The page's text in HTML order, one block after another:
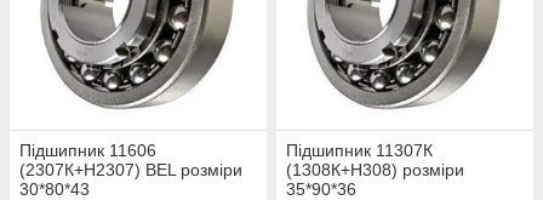
Підшипник 11606
(2307К+Н2307) BEL розміри
30*80*43
Підшипник 11307К
(1308К+Н308) розміри
35*90*36